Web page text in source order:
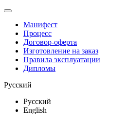
Манифест
Процесс
Договор-оферта
Изготовление на заказ
Правила эксплуатации
Дипломы
Русский
Русский
English